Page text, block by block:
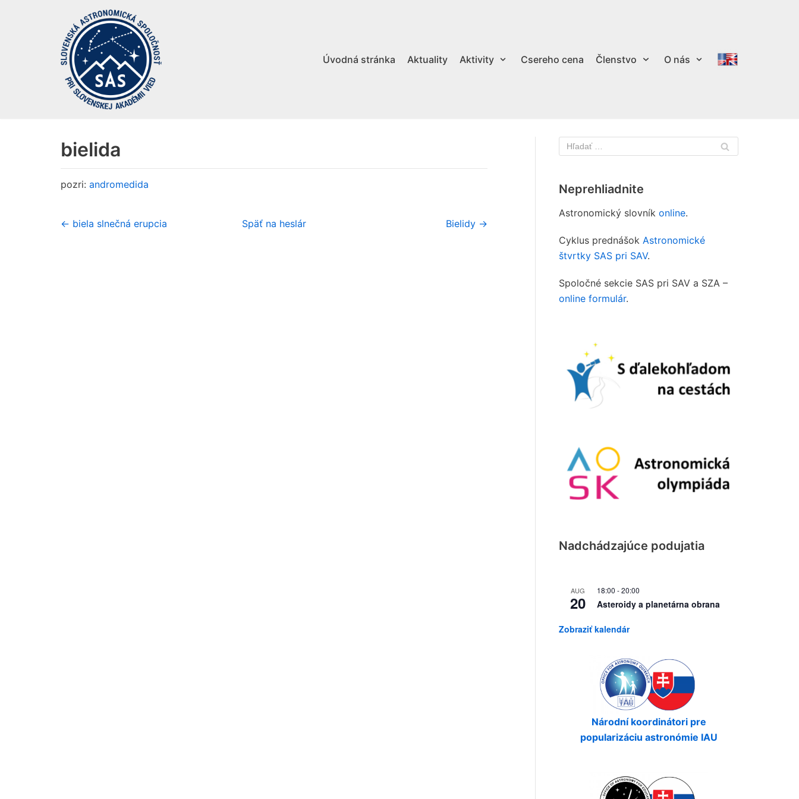
Úvodná stránka Aktuality Aktivity Csereho cena Členstvo O nás
bielida
pozri: andromedida
← biela slnečná erupcia Späť na heslár Bielidy →
Neprehliadnite
Astronomický slovník online.
Cyklus prednášok Astronomické
štvrtky SAS pri SAV.
Spoločné sekcie SAS pri SAV a SZA –
online formulár.
Nadchádzajúce podujatia
AUG
20
18:00 -20:00
Asteroidy a planetárna obrana
Zobraziť kalendár
Národní koordinátori pre
popularizáciu astronómie IAU